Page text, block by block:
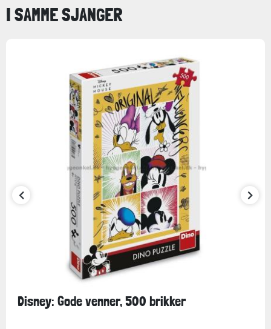
I SAMME SJANGER
Disney: Gode venner, 500 brikker